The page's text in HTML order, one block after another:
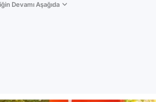
Devamı Aşağıda